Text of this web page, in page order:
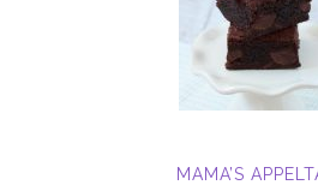
MAMA’S